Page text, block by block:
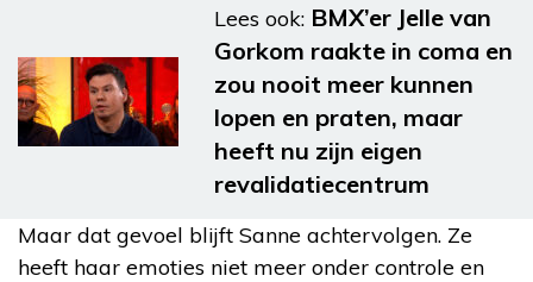
Lees ook: BMX’er Jelle van
Gorkom raakte in coma en
zou nooit meer kunnen
lopen en praten, maar
heeft nu zijn eigen
revalidatiecentrum
Maar dat gevoel blijft Sanne achtervolgen. Ze
heeft haar emoties niet meer onder controle en